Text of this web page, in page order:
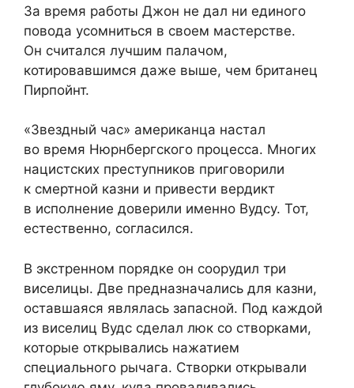
За время работы Джон не дал ни единого
повода усомниться в своем мастерстве.
Он считался лучшим палачом,
котировавшимся даже выше, чем британец
Пирпойнт.
«Звездный час» американца настал
во время Нюрнбергского процесса. Многих
нацистских преступников приговорили
к смертной казни и привести вердикт
в исполнение доверили именно Вудсу. Тот,
естественно, согласился.
В экстренном порядке он соорудил три
виселицы. Две предназначались для казни,
оставшаяся являлась запасной. Под каждой
из виселиц Вудс сделал люк со створками,
которые открывались нажатием
специального рычага. Створки открывали